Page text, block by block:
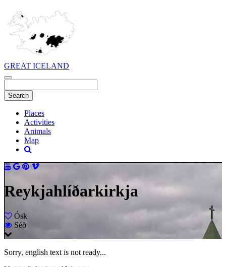
GREAT ICELAND
Places
Activities
Animals
Map
Reykjahlíðarkirkja
Ósk
Séð
Sorry, english text is not ready...